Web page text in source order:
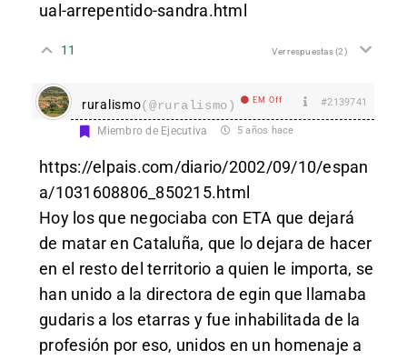
ual-arrepentido-sandra.html
11 Ver respuestas(2)
ruralismo(@ruralismo) EM Off #2139741
Miembro de Ejecutiva 5 años hace
https://elpais.com/diario/2002/09/10/espan
a/1031608806_850215.html
Hoy los que negociaba con ETA que dejará
de matar en Cataluña, que lo dejara de hacer
en el resto del territorio a quien le importa, se
han unido a la directora de egin que llamaba
gudaris a los etarras y fue inhabilitada de la
profesión por eso, unidos en un homenaje a